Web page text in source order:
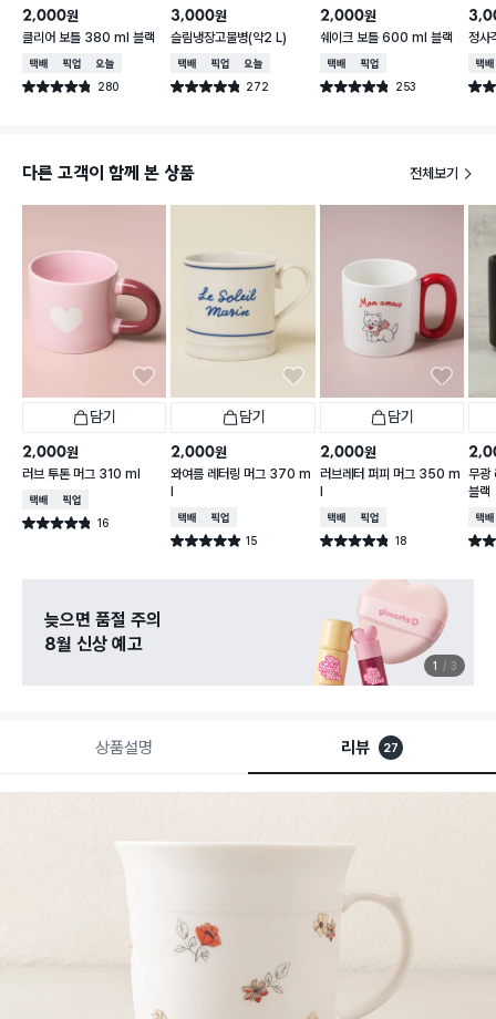
2,000원
클리어 보틀 380 ml 블랙
택배배송매장픽업오늘배송
별점 4.8점 280
건 작성
3,000원
슬림냉장고물병(약2 L)
택배배송매장픽업오늘배송
별점 4.8점 272
건 작성
2,000원
쉐이크 보틀 600 ml 블랙
택배배송매장픽업
별점 4.8점 253
건 작성
정사
택배
별점
다른 고객이 함께 본 상품 전체보기
담기
2,000원
러브 투톤 머그 310 ml
택배배송매장픽업
별점 4.8점 16
건 작성
담기
2,000원
와여름 레터링 머그 370 m
l
택배배송매장픽업
별점 4.9점 15
건 작성
담기
2,000원
러브레터 퍼피 머그 350 m
l
택배배송매장픽업
별점 4.8점 18
건 작성
무광
블랙
택배
별점
늦으면 품절 주의
8월 신상 예고
1 3
상품설명 리뷰 27